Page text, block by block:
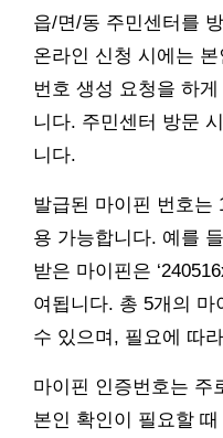
읍/면/동 주민센터를
온라인 신청 시에는
번호 생성 요청을 하
니다. 주민센터 방문
니다.
발급된 마이핀 번호는
용 가능합니다. 예를
받은 마이핀은
여됩니다. 총 5개의
수 있으며, 필요에 따
마이핀 인증번호는 주
본인 확인이 필요할